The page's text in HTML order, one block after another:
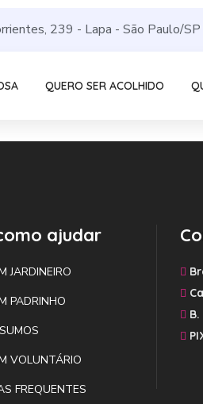
239 - Lapa - São Paulo/SP
QUERO SER ACOLHIDO
ajudar
JARDINEIRO
PADRINHO
VOLUNTÁRIO
FREQUENTES